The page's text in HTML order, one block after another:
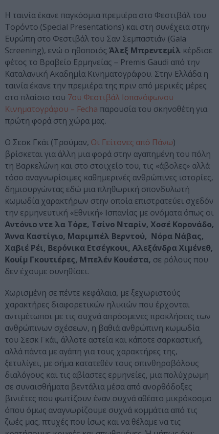
Η ταινία έκανε παγκόσμια πρεμιέρα στο Φεστιβάλ του
Τορόντο (Special Presentations) και στη συνέχεια στην
Ευρώπη στο Φεστιβάλ του Σαν Σεμπαστιάν (Gala
Screening), ενώ ο ηθοποιός Άλεξ Μπρεντεμίλ κέρδισε
φέτος το Βραβείο Ερμηνείας – Premis Gaudi από την
Καταλανική Ακαδημία Κινηματογράφου. Στην Ελλάδα η
ταινία έκανε την πρεμιέρα της πριν από μερικές μέρες
στο πλαίσιο του 7ου Φεστιβάλ Ισπανόφωνου
Κινηματογράφου – Fecha παρουσία του σκηνοθέτη για
πρώτη φορά στη χώρα μας.
Ο Σεσκ Γκάι (Τρούμαν, Οι Γείτονες από Πάνω)
βρίσκεται για άλλη μια φορά στην αγαπημένη του πόλη
τη Βαρκελώνη και στο στοιχείο του, τις «άβολες» αλλά
τόσο αναγνωρίσιμες καθημερινές ανθρώπινες ιστορίες,
δημιουργώντας εδώ μια πληθωρική σπονδυλωτή
κωμωδία χαρακτήρων στην οποία επιστρατεύει σχεδόν
την ερμηνευτική «Εθνική» Ισπανίας με ονόματα όπως οι
Αντόνιο ντε λα Τόρε, Τσίνο Νταρίν, Χοσέ Κορονάδο,
Άννα Καστίγιο, Μαριμπέλ Βερντού, Νόρα Νάβας,
Χαβιέ Ρέι, Βερόνικα Ετσέγκουι, Αλεξάνδρα Χιμένεθ,
Κουίμ Γκουτιέρες, Μπελέν Κουέστα, σε ρόλους που
δεν έχουμε συνηθίσει.
Χωρισμένη σε πέντε κεφάλαια, με ξεχωριστούς
χαρακτήρες διαφορετικών ηλικιών που έρχονται
αντιμέτωποι με τις συχνά απρόσμενες προκλήσεις των
ανθρώπινων σχέσεων, η βαθιά ανθρώπινη κωμωδία
του Σεσκ Γκάι, άλλοτε αστεία και κάποτε σαρκαστική,
αλλά πάντα με αγάπη για τους χαρακτήρες της,
ξετυλίγει, με σήμα κατατεθέν τους σπινθηροβόλους
διαλόγους και τις αβίαστες ερμηνείες, μια πολύχρωμη
σε συναισθήματα βεντάλια μέσα από ανορθόδοξες
βινιέτες που φωτίζουν έναν συχνά αθέατο μικρόκοσμο
όπου όμως αναγνωρίζουμε συχνά κομμάτια από τις
ζωές μας, πτυχές που ίσως και να θέλαμε να τις